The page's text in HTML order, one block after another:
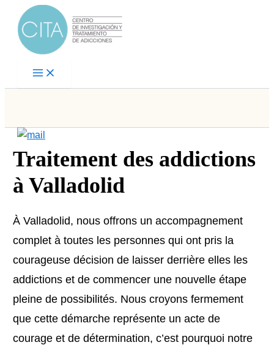
Aller
contenu
Traitement des addictions
à Valladolid
À Valladolid, nous offrons un accompagnement
complet à toutes les personnes qui ont pris la
courageuse décision de laisser derrière elles les
addictions et de commencer une nouvelle étape
pleine de possibilités. Nous croyons fermement
que cette démarche représente un acte de
courage et de détermination, c’est pourquoi notre